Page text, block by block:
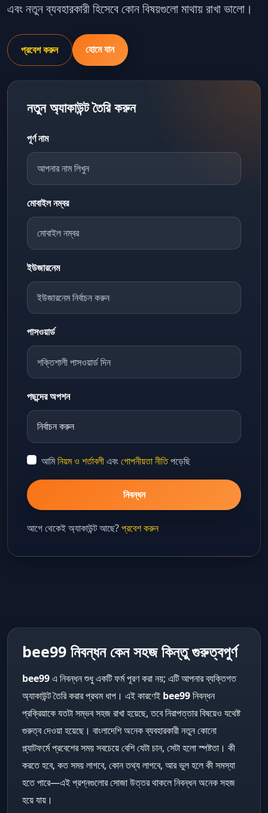
এবং নতুন ব্যবহারকারী হিসেবে কোন বিষয়গুলো মাথায় রাখা ভালো।
প্রবেশ করুন হোমে যান
নতুন অ্যাকাউন্ট তৈরি করুন
পূর্ণ নাম
মোবাইল নম্বর
ইউজারনেম
পাসওয়ার্ড
পছন্দের অপশন
আমিনিয়ম ও শর্তাবলীএবংগোপনীয়তা নীতিপড়েছি
নিবন্ধন
আগে থেকেই অ্যাকাউন্ট আছে?প্রবেশ করুন
bee99 নিবন্ধন কেন সহজ কিন্তু গুরুত্বপুর্ণ
bee99এ নিবন্ধন শুধু একটি ফর্ম পূরণ করা নয়; এটি আপনার ব্যক্তিগত
অ্যাকাউন্ট তৈরি করার প্রথম ধাপ। এই কারণেই bee99নিবন্ধন
প্রক্রিয়াকে যতটা সম্ভব সহজ রাখা হয়েছে, তবে নিরাপত্তার বিষয়েও যথেষ্ট
গুরুত্ব দেওয়া হয়েছে। বাংলাদেশি অনেক ব্যবহারকারী নতুন কোনো
প্ল্যাটফর্মে প্রবেশের সময় সবচেয়ে বেশি যেটা চান, সেটা হলো স্পষ্টতা। কী
করতে হবে, কত সময় লাগবে, কোন তথ্য লাগবে, আর ভুল হলে কী সমস্যা
হতে পারে—এই প্রশ্নগুলোর সোজা উত্তর থাকলে নিবন্ধন অনেক সহজ
হয়ে যায়।